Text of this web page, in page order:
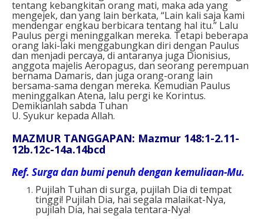
tentang kebangkitan orang mati, maka ada yang
mengejek, dan yang lain berkata, “Lain kali saja kami
mendengar engkau berbicara tentang hal itu.” Lalu
Paulus pergi meninggalkan mereka. Tetapi beberapa
orang laki-laki menggabungkan diri dengan Paulus
dan menjadi percaya, di antaranya juga Dionisius,
anggota majelis Aeropagus, dan seorang perempuan
bernama Damaris, dan juga orang-orang lain
bersama-sama dengan mereka. Kemudian Paulus
meninggalkan Atena, lalu pergi ke Korintus.
Demikianlah sabda Tuhan
U. Syukur kepada Allah.
MAZMUR TANGGAPAN: Mazmur 148:1-2.11-
12b.12c-14a.14bcd
Ref. Surga dan bumi penuh dengan kemuliaan-Mu.
Pujilah Tuhan di surga, pujilah Dia di tempat
tinggi! Pujilah Dia, hai segala malaikat-Nya,
pujilah Dia, hai segala tentara-Nya!